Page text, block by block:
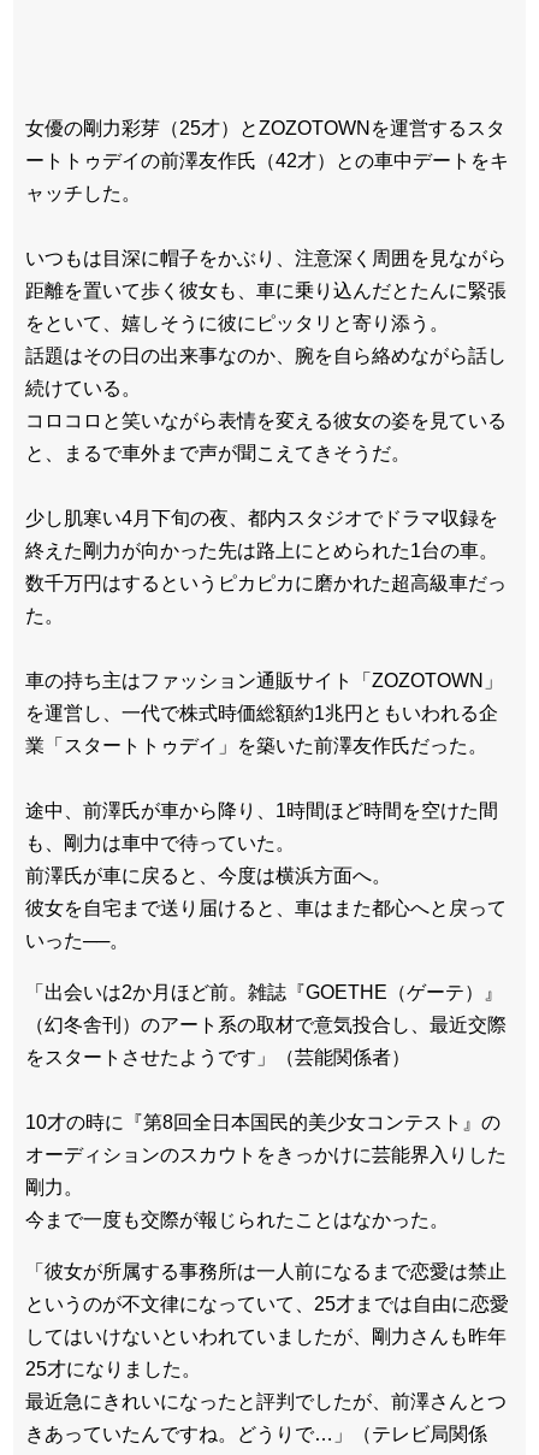
女優の剛力彩芽（25才）とZOZOTOWNを運営するスタ
ートトゥデイの前澤友作氏（42才）との車中デートをキ
ャッチした。
いつもは目深に帽子をかぶり、注意深く周囲を見ながら
距離を置いて歩く彼女も、車に乗り込んだとたんに緊張
をといて、嬉しそうに彼にピッタリと寄り添う。
話題はその日の出来事なのか、腕を自ら絡めながら話し
続けている。
コロコロと笑いながら表情を変える彼女の姿を見ている
と、まるで車外まで声が聞こえてきそうだ。
少し肌寒い4月下旬の夜、都内スタジオでドラマ収録を
終えた剛力が向かった先は路上にとめられた1台の車。
数千万円はするというピカピカに磨かれた超高級車だっ
た。
車の持ち主はファッション通販サイト「ZOZOTOWN」
を運営し、一代で株式時価総額約1兆円ともいわれる企
業「スタートトゥデイ」を築いた前澤友作氏だった。
途中、前澤氏が車から降り、1時間ほど時間を空けた間
も、剛力は車中で待っていた。
前澤氏が車に戻ると、今度は横浜方面へ。
彼女を自宅まで送り届けると、車はまた都心へと戻って
いった──。
「出会いは2か月ほど前。雑誌『GOETHE（ゲーテ）』
（幻冬舎刊）のアート系の取材で意気投合し、最近交際
をスタートさせたようです」（芸能関係者）
10才の時に『第8回全日本国民的美少女コンテスト』の
オーディションのスカウトをきっかけに芸能界入りした
剛力。
今まで一度も交際が報じられたことはなかった。
「彼女が所属する事務所は一人前になるまで恋愛は禁止
というのが不文律になっていて、25才までは自由に恋愛
してはいけないといわれていましたが、剛力さんも昨年
25才になりました。
最近急にきれいになったと評判でしたが、前澤さんとつ
きあっていたんですね。どうりで…」（テレビ局関係